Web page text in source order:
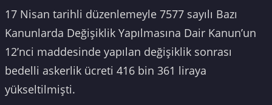
17 Nisan tarihli düzenlemeyle 7577 sayılı Bazı
Kanunlarda Değişiklik Yapılmasına Dair Kanun’un
12’nci maddesinde yapılan değişiklik sonrası
bedelli askerlik ücreti 416 bin 361 liraya
yükseltilmişti.